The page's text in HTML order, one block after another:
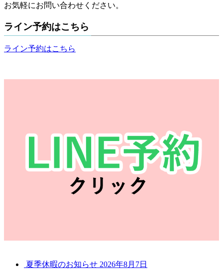
お気軽にお問い合わせください。
ライン予約はこちら
ライン予約はこちら
夏季休暇のお知らせ 2026年8月7日